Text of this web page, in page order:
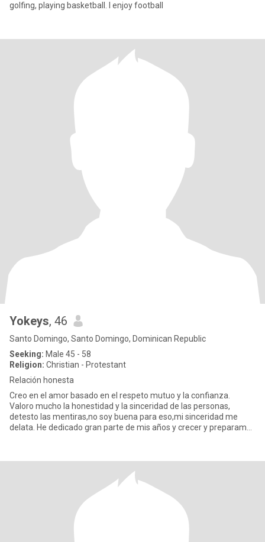
golfing, playing basketball. I enjoy football
Yokeys, 46
Santo Domingo, Santo Domingo, Dominican Republic
Seeking: Male 45 - 58
Religion: Christian - Protestant
Relación honesta
Creo en el amor basado en el respeto mutuo y la confianza.
Valoro mucho la honestidad y la sinceridad de las personas,
detesto las mentiras,no soy buena para eso,mi sinceridad me
delata. He dedicado gran parte de mis años y crecer y preparame